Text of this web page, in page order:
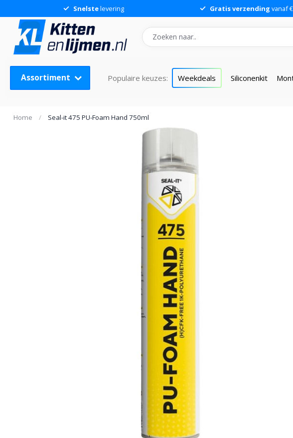
Snelstelevering Gratis verzending vanaf
Assortiment Populaire keuzes: Weekdeals Siliconenkit
Home / Seal-it 475 PU-Foam Hand 750ml